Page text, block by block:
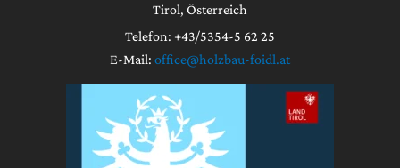
Tirol, Österreich
Telefon: +43/5354-5 62 25
E-Mail: office@holzbau-foidl.at